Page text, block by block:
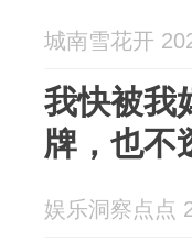
城南雪花开
我快被我
牌，也不
娱乐洞察点点